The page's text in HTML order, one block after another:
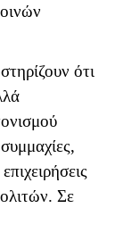
ότι
Σε